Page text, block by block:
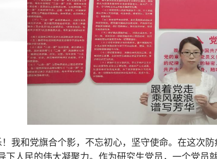
我和党旗合个影，不忘初心，坚守使命。在这次
下人民的伟大凝聚力。作为研究生党员，一个党员